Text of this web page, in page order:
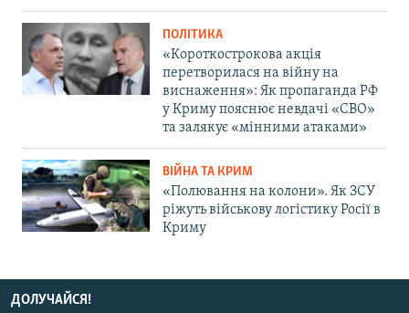
ПОЛІТИКА
«Короткострокова акція
перетворилася на війну на
виснаження»: Як пропаганда РФ
у Криму пояснює невдачі «СВО»
та залякує «мінними атаками»
ВІЙНА ТА КРИМ
«Полювання на колони». Як ЗСУ
ріжуть військову логістику Росії в
Криму
ДОЛУЧАЙСЯ!